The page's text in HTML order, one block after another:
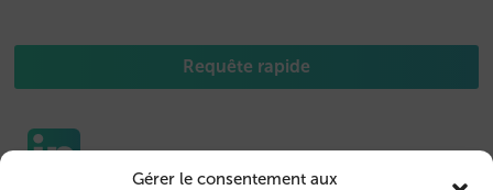
Gérer le consentement aux
Requête rapide